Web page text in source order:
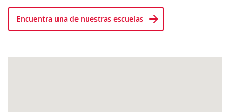
Encuentra una de nuestras escuelas